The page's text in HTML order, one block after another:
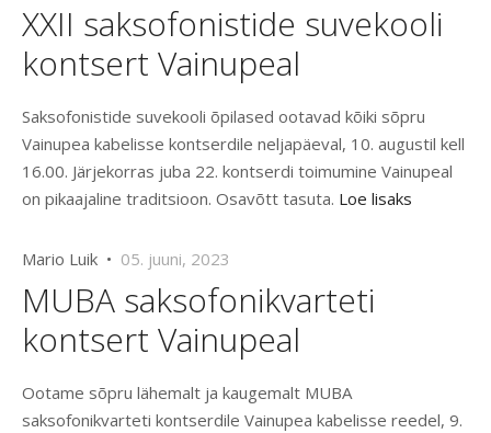
XXII saksofonistide suvekooli
kontsert Vainupeal
Saksofonistide suvekooli õpilased ootavad kõiki sõpru
Vainupea kabelisse kontserdile neljapäeval, 10. augustil kell
16.00. Järjekorras juba 22. kontserdi toimumine Vainupeal
on pikaajaline traditsioon. Osavõtt tasuta. Loe lisaks
Mario Luik • 05. juuni, 2023
MUBA saksofonikvarteti
kontsert Vainupeal
Ootame sõpru lähemalt ja kaugemalt MUBA
saksofonikvarteti kontserdile Vainupea kabelisse reedel, 9.